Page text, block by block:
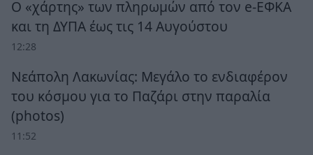
Ο «χάρτης» των πληρωμών από τον e-ΕΦΚΑ
και τη ΔΥΠΑ έως τις 14 Αυγούστου
12:28
Νεάπολη Λακωνίας: Μεγάλο το ενδιαφέρον
του κόσμου για το Παζάρι στην παραλία
(photos)
11:52